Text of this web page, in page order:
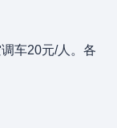
车20元/人。各